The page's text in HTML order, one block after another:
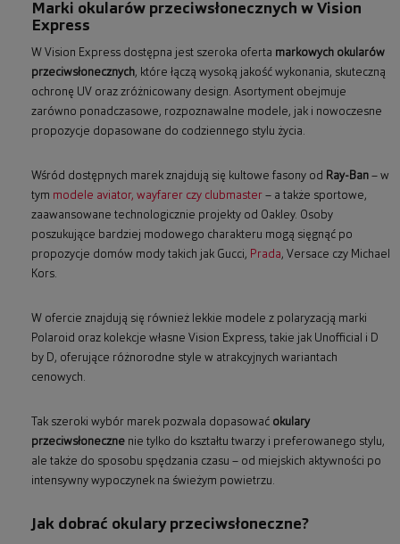
Marki okularów przeciwsłonecznych w Vision
Express
W Vision Express dostępna jest szeroka oferta markowych okularów
przeciwsłonecznych, które łączą wysoką jakość wykonania, skuteczną
ochronę UV oraz zróżnicowany design. Asortyment obejmuje
zarówno ponadczasowe, rozpoznawalne modele, jak i nowoczesne
propozycje dopasowane do codziennego stylu życia.
Wśród dostępnych marek znajdują się kultowe fasony od Ray-Ban – w
tym modele aviator, wayfarer czy clubmaster – a także sportowe,
zaawansowane technologicznie projekty od Oakley. Osoby
poszukujące bardziej modowego charakteru mogą sięgnąć po
propozycje domów mody takich jak Gucci, Prada, Versace czy Michael
Kors.
W ofercie znajdują się również lekkie modele z polaryzacją marki
Polaroid oraz kolekcje własne Vision Express, takie jak Unofficial i D
by D, oferujące różnorodne style w atrakcyjnych wariantach
cenowych.
Tak szeroki wybór marek pozwala dopasować okulary
przeciwsłoneczne nie tylko do kształtu twarzy i preferowanego stylu,
ale także do sposobu spędzania czasu – od miejskich aktywności po
intensywny wypoczynek na świeżym powietrzu.
Jak dobrać okulary przeciwsłoneczne?